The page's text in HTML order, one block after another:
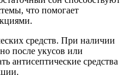
что помогает
средств. При наличии
после укусов или
антисептические средства